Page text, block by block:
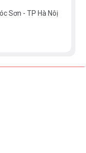
Sơn - TP Hà Nôị